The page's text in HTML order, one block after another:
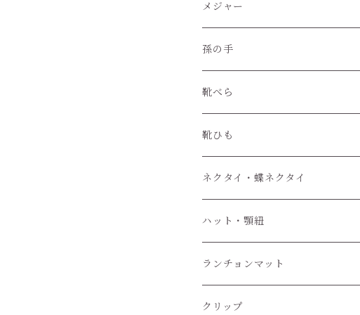
レザークラフト材料
メジャー
孫の手
靴べら
靴ひも
ネクタイ・蝶ネクタイ
ワンタッチネクタイ
蝶ネクタイ
ハット・顎紐
ランチョンマット
クリップ